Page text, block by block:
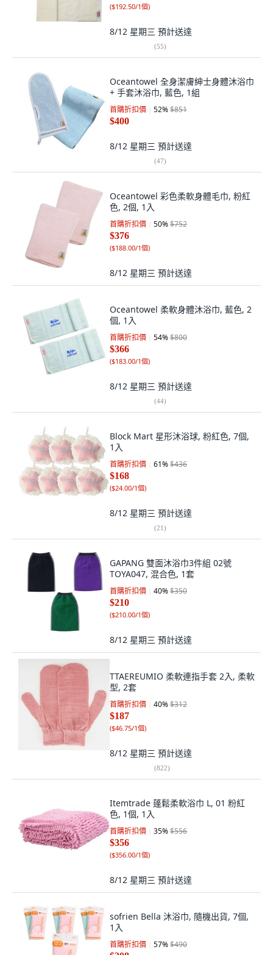
($192.50/1個)
8/12 星期三 預計送達
(55)
Oceantowel 全身潔膚紳士身體沐浴巾
+ 手套沐浴巾, 藍色, 1組
首購折扣價 52%$851
$400
8/12 星期三 預計送達
(47)
Oceantowel 彩色柔軟身體毛巾, 粉紅
色, 2個, 1入
首購折扣價 50%$752
$376
($188.00/1個)
8/12 星期三 預計送達
Oceantowel 柔軟身體沐浴巾, 藍色, 2
個, 1入
首購折扣價 54%$800
$366
($183.00/1個)
8/12 星期三 預計送達
(44)
Block Mart 星形沐浴球, 粉紅色, 7個,
1入
首購折扣價 61%$436
$168
($24.00/1個)
8/12 星期三 預計送達
(21)
GAPANG 雙面沐浴巾3件組 02號
TOYA047, 混合色, 1套
首購折扣價 40%$350
$210
($210.00/1個)
8/12 星期三 預計送達
TTAEREUMIO 柔軟連指手套 2入, 柔軟
型, 2套
首購折扣價 40%$312
$187
($46.75/1個)
8/12 星期三 預計送達
(822)
Itemtrade 蓬鬆柔軟浴巾 L, 01 粉紅
色, 1個, 1入
首購折扣價 35%$556
$356
($356.00/1個)
8/12 星期三 預計送達
sofrien Bella 沐浴巾, 隨機出貨, 7個,
1入
首購折扣價 57%$490